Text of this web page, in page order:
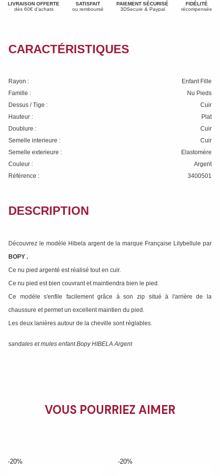
LIVRAISON OFFERTE
dès 60€ d'achats
SATISFAIT
ou remboursé
PAIEMENT SÉCURISÉ
3DSecure & Paypal
FIDÉLITÉ
récompensée
CARACTÉRISTIQUES
Rayon :
Enfant Fille
Famille :
Nu Pieds
Dessus / Tige :
Cuir
Hauteur :
Plat
Doublure :
Cuir
Semelle interieure :
Cuir
Semelle exterieure :
Elastomère
Couleur :
Argent
Référence :
3400501
DESCRIPTION
Découvrez le modèle Hibela argent de la marque Française Lilybellule par
BOPY .
Ce nu pied argenté est réalisé tout en cuir.
Ce nu pied est bien couvrant et maintiendra bien le pied.
Ce modèle s'enfile facilement grâce à son zip situé à l'arrière de la
chaussure et permet un excellent maintien du pied.
Les deux lanières autour de la cheville sont réglables.
sandales et mules enfant Bopy HIBELA Argent
VOUS POURRIEZ AIMER
-20% -20%